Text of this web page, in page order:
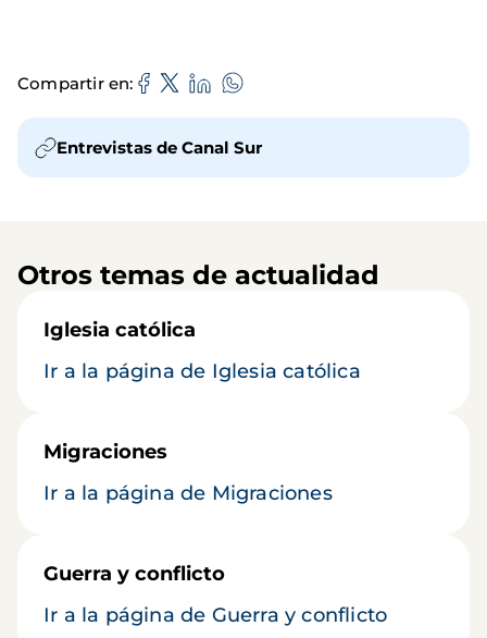
Compartir en
Entrevistas de Canal Sur
Otros temas de actualidad
Iglesia católica
Ir a la página de Iglesia católica
Migraciones
Ir a la página de Migraciones
Guerra y conflicto
Ir a la página de Guerra y conflicto